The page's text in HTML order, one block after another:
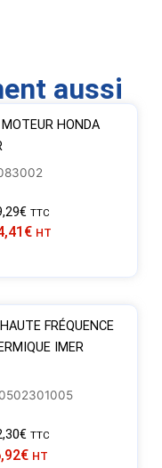
aussi
HONDA
€ TTC
€ HT
FRÉQUENCE
IMER
€ TTC
€ HT